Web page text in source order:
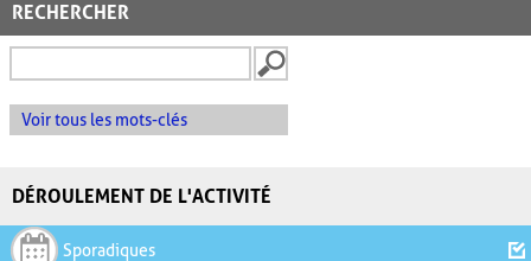
RECHERCHER
Voir tous les mots-clés
DÉROULEMENT DE L'ACTIVITÉ
Sporadiques